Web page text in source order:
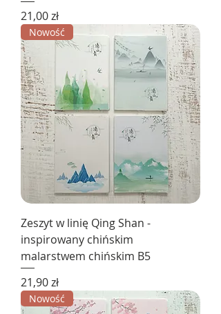
Cena
21,00 zł
Nowość
Zeszyt w linię Qing Shan -
inspirowany chińskim
malarstwem chińskim B5
Cena
21,90 zł
Nowość